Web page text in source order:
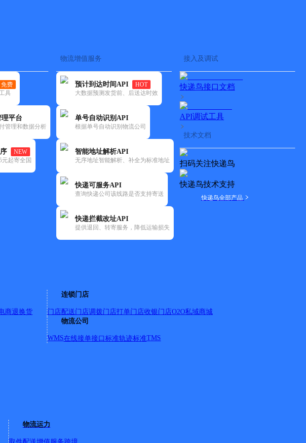
免费
具
平台
管理和数据分析
NEW
元起寄全国
物流增值服务
预计到达时间API
HOT
大数据预测发货前、后送达时效
单号自动识别API
根据单号自动识别物流公司
智能地址解析API
无序地址智能解析、补全为标准地址
快递可服务API
查询快递公司该线路是否支持寄送
快递拦截改址API
提供退回、转寄服务，降低运输损失
接入及调试
快递鸟接口文档
API调试工具
技术文档
扫码关注快递鸟
快递鸟技术支持
快递鸟全部产品
商退换货
连锁门店
门店配送门店调拨门店打单门店收银门店O2O私域商城
物流公司
WMS在线接单接口标准轨迹标准TMS
物流运力